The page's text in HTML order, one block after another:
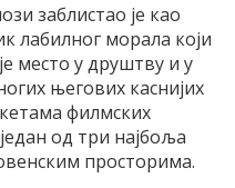
заблистао jе као
лабилног морала коjи
место у друштву и у
његових касниjих
филмских
од три наjбоља
просторима.